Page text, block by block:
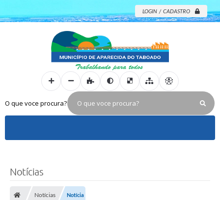
LOGIN / CADASTRO
O que voce procura?
Notícias
Notícias Notícia